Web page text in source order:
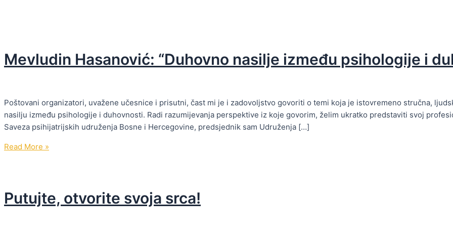
Mevludin Hasanović: “Duhovno nasilje između psihologije i
Poštovani organizatori, uvažene učesnice i prisutni, čast mi je i zadovoljstvo govoriti o temi koja je istovremeno stručna,
nasilju između psihologije i duhovnosti. Radi razumijevanja perspektive iz koje govorim, želim ukratko predstaviti svoj
Saveza psihijatrijskih udruženja Bosne i Hercegovine, predsjednik sam Udruženja […]
Mevludin
između
psihologije
Read More »
Putujte, otvorite svoja srca!